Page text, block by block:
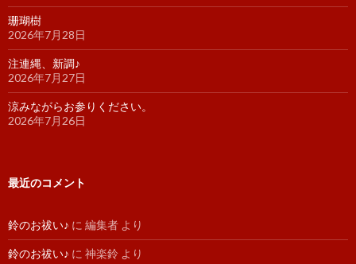
珊瑚樹
2026年7月28日
注連縄、新調♪
2026年7月27日
涼みながらお参りください。
2026年7月26日
最近のコメント
鈴のお祓い♪ に 編集者 より
鈴のお祓い♪ に 神楽鈴 より